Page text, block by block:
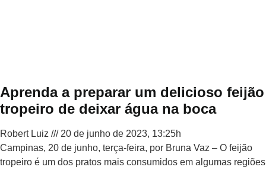
Aprenda a preparar um delicioso feijão
tropeiro de deixar água na boca
Robert Luiz
20 de junho de 2023, 13:25h
Campinas, 20 de junho, terça-feira, por Bruna Vaz – O feijão
tropeiro é um dos pratos mais consumidos em algumas regiões